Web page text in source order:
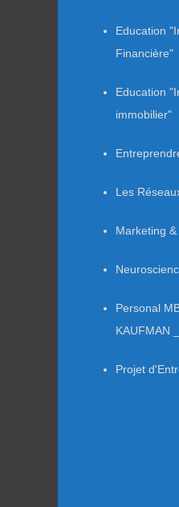
Education
Financière"
Education
immobilier"
Les
Marketing
Personal
KAUFMAN
Projet